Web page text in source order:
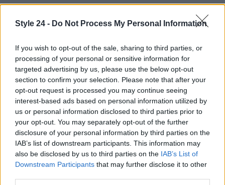
Style 24 - Do Not Process My Personal Information
If you wish to opt-out of the sale, sharing to third parties, or
processing of your personal or sensitive information for
targeted advertising by us, please use the below opt-out
section to confirm your selection. Please note that after your
opt-out request is processed you may continue seeing
interest-based ads based on personal information utilized by
us or personal information disclosed to third parties prior to
your opt-out. You may separately opt-out of the further
disclosure of your personal information by third parties on the
IAB’s list of downstream participants. This information may
also be disclosed by us to third parties on the IAB’s List of
Downstream Participants that may further disclose it to other
Continua a leggere